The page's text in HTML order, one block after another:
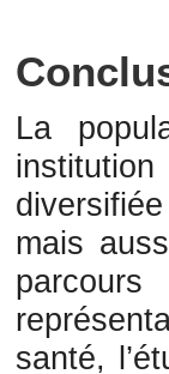
La
mais
santé,